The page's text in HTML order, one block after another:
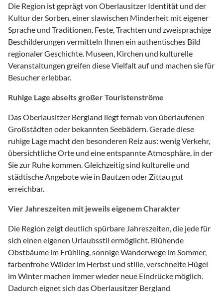
Die Region ist geprägt von Oberlausitzer Identität und der
Kultur der Sorben, einer slawischen Minderheit mit eigener
Sprache und Traditionen. Feste, Trachten und zweisprachige
Beschilderungen vermitteln Ihnen ein authentisches Bild
regionaler Geschichte. Museen, Kirchen und kulturelle
Veranstaltungen greifen diese Vielfalt auf und machen sie für
Besucher erlebbar.
Ruhige Lage abseits großer Touristenströme
Das Oberlausitzer Bergland liegt fernab von überlaufenen
Großstädten oder bekannten Seebädern. Gerade diese
ruhige Lage macht den besonderen Reiz aus: wenig Verkehr,
übersichtliche Orte und eine entspannte Atmosphäre, in der
Sie zur Ruhe kommen. Gleichzeitig sind kulturelle und
städtische Angebote wie in Bautzen oder Zittau gut
erreichbar.
Vier Jahreszeiten mit jeweils eigenem Charakter
Die Region zeigt deutlich spürbare Jahreszeiten, die jede für
sich einen eigenen Urlaubsstil ermöglicht. Blühende
Obstbäume im Frühling, sonnige Wanderwege im Sommer,
farbenfrohe Wälder im Herbst und stille, verschneite Hügel
im Winter machen immer wieder neue Eindrücke möglich.
Dadurch eignet sich das Oberlausitzer Bergland